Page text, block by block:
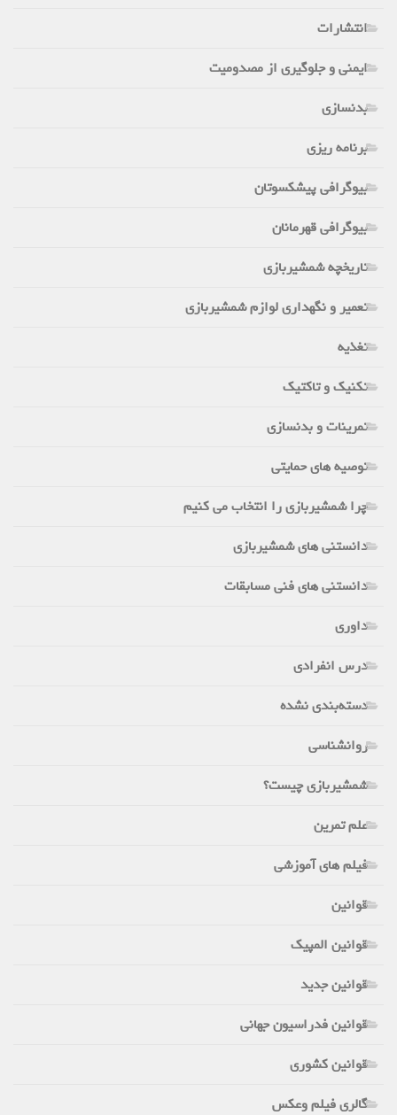
انتشارات
ایمنی و جلوگیری از مصدومیت
بدنسازی
برنامه ریزی
بیوگرافی پیشکسوتان
بیوگرافی قهرمانان
تاریخچه شمشیربازی
تعمیر و نگهداری لوازم شمشیربازی
تغذیه
تکنیک و تاکتیک
تمرینات و بدنسازی
توصیه های حمایتی
چرا شمشیربازی را انتخاب می کنیم
دانستنی های شمشیربازی
دانستنی های فنی مسابقات
داوری
درس انفرادی
دسته‌بندی نشده
روانشناسی
شمشیربازی چیست؟
علم تمرین
فیلم های آموزشی
قوانین
قوانین المپیک
قوانین جدید
قوانین فدراسیون جهانی
قوانین کشوری
گالری فیلم وعکس